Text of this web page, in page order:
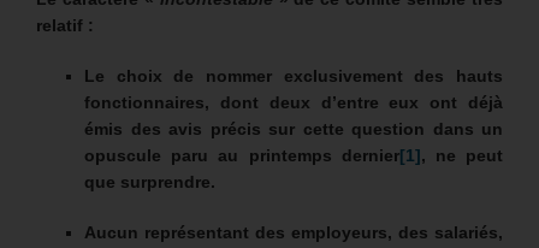
relatif :
Le choix de nommer exclusivement des hauts
fonctionnaires, dont deux d’entre eux ont déjà
émis des avis précis sur cette question dans un
opuscule paru au printemps dernier[1], ne peut
que surprendre.
Aucun représentant des employeurs, des salariés,